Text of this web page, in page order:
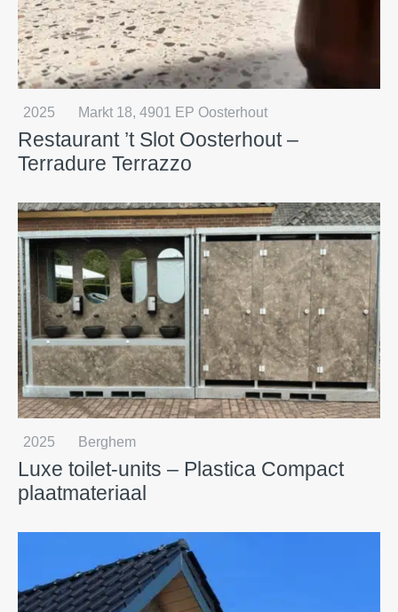
2025 Markt 18, 4901 EP Oosterhout
Restaurant ’t Slot Oosterhout –
Terradure Terrazzo
2025 Berghem
Luxe toilet-units – Plastica Compact
plaatmateriaal